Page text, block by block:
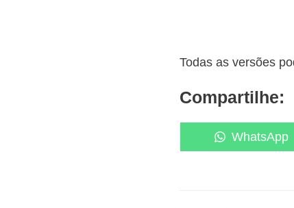
Todas as versões
Compartilhe:
Share
on
WhatsApp